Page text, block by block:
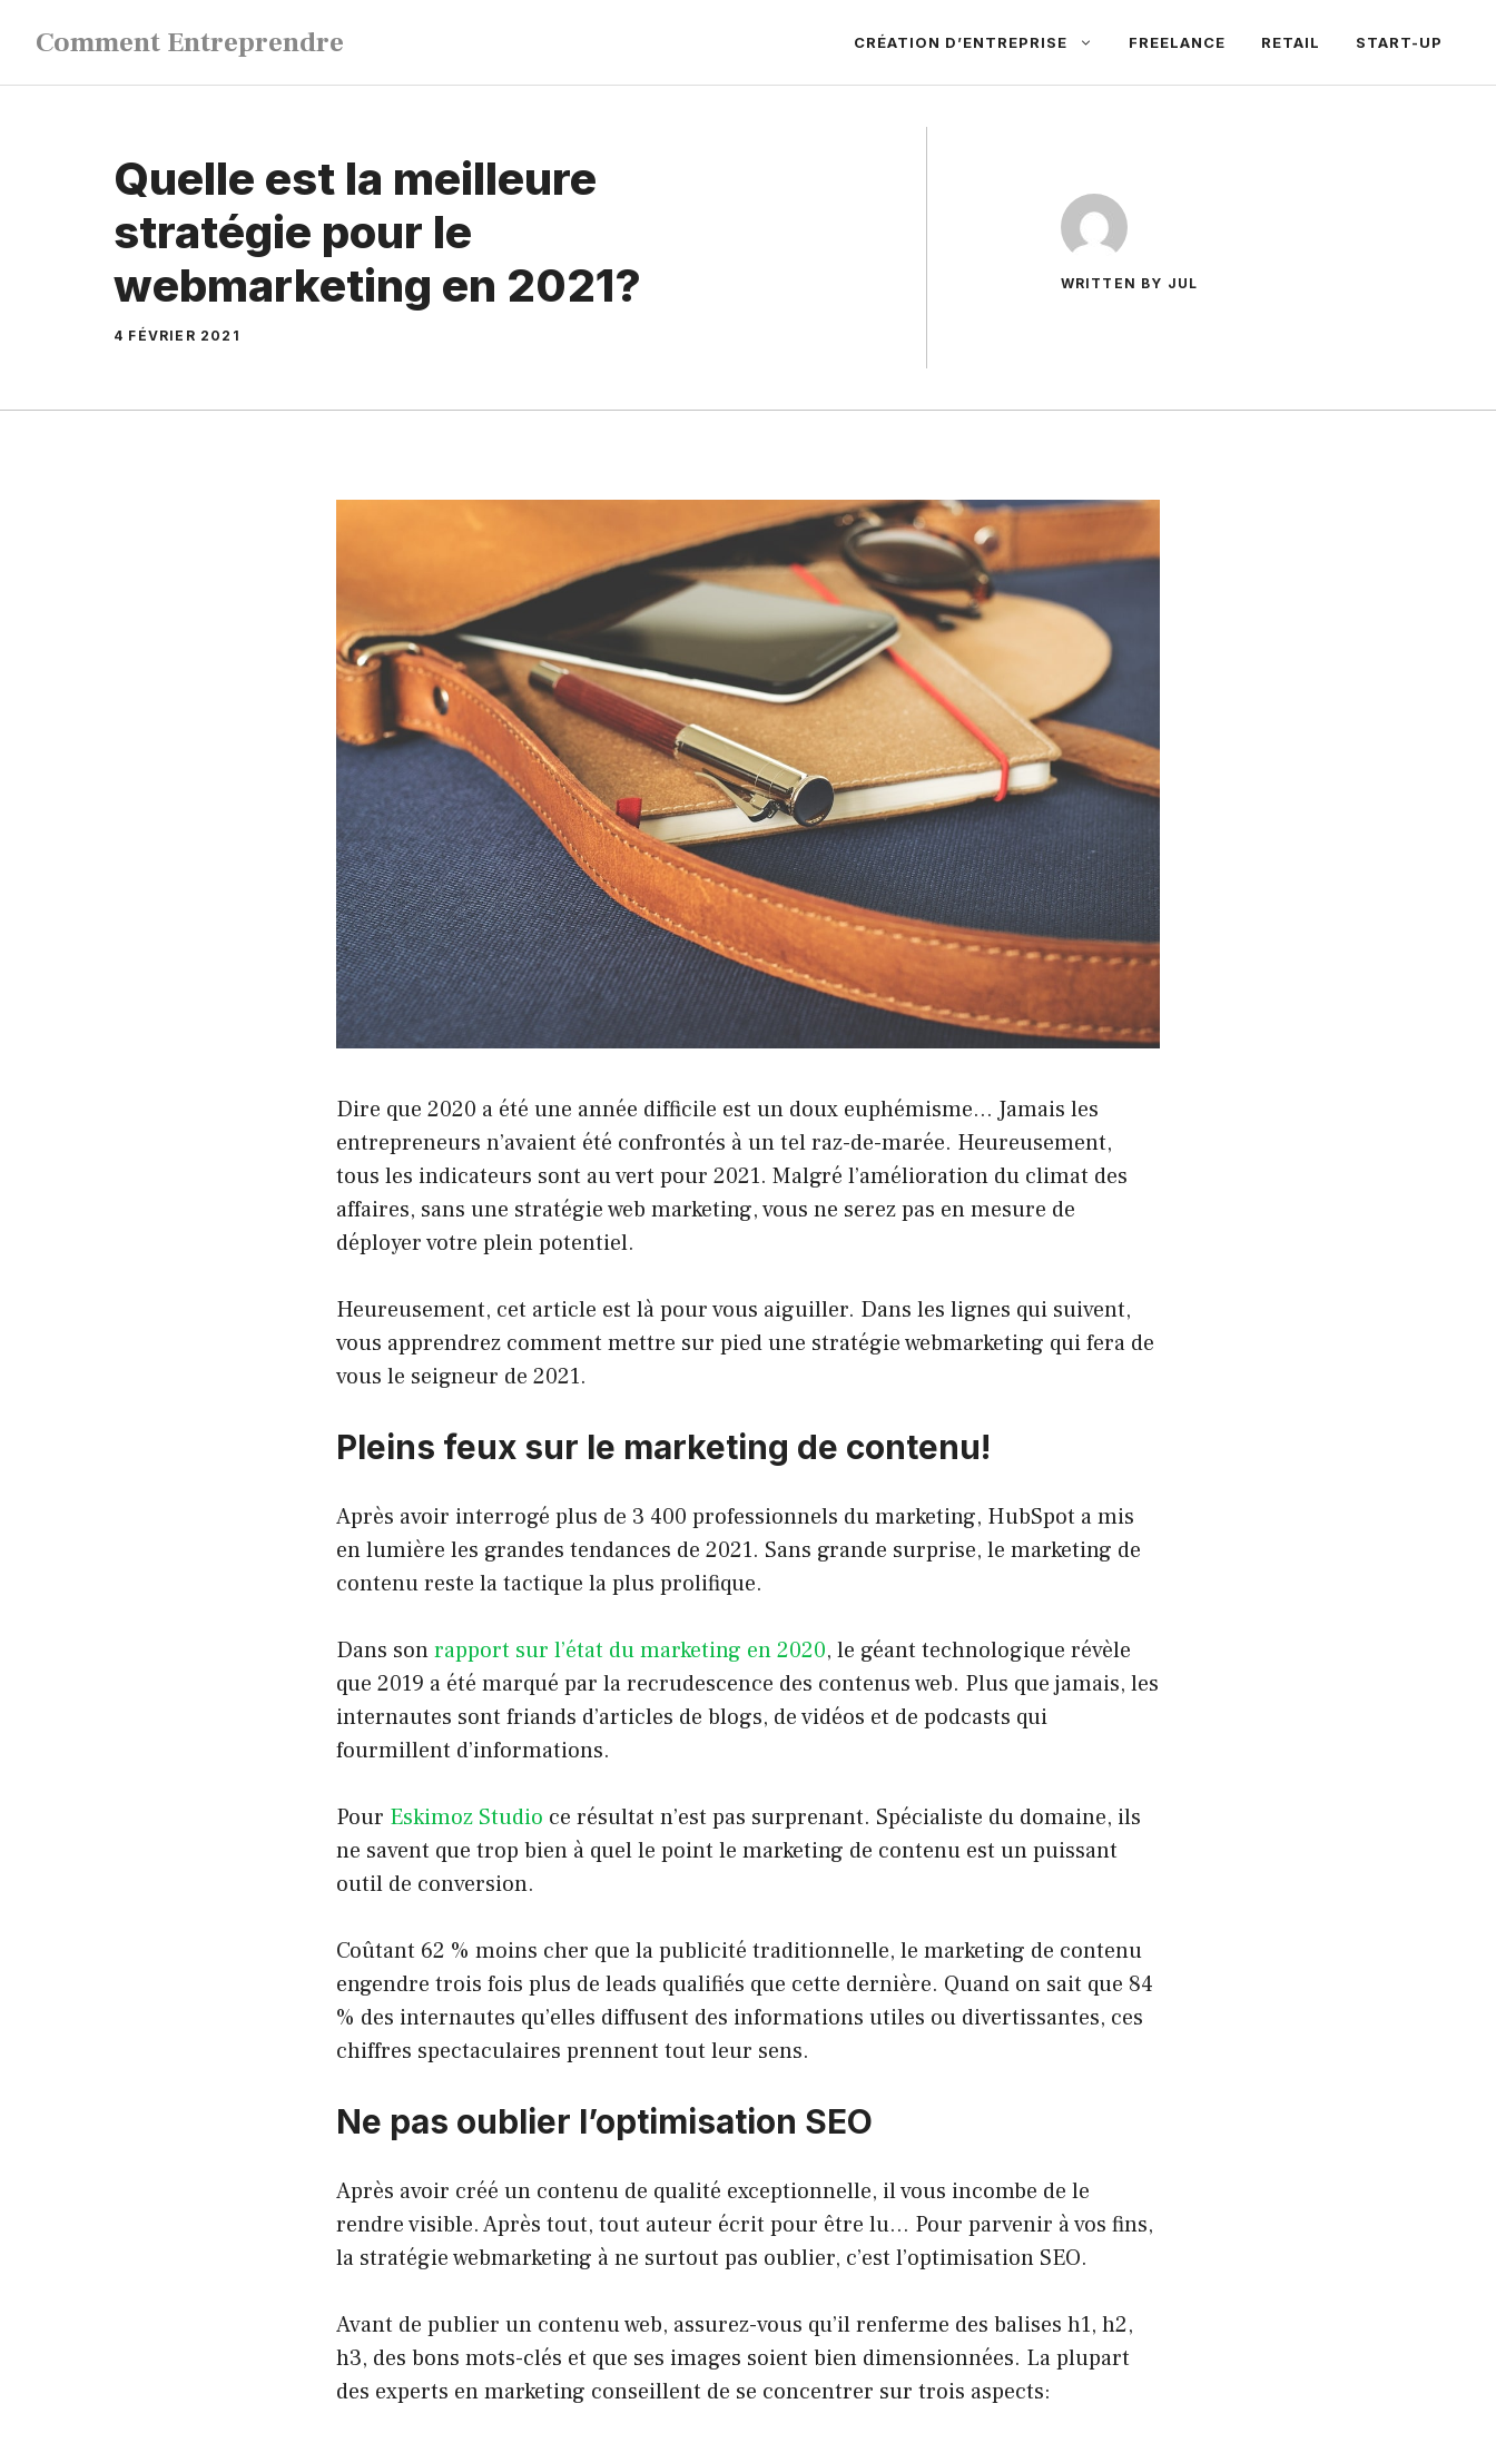
contenu
Comment Entreprendre CRÉATION D’ENTREPRISE FREELANCE RETAIL START-UP
Quelle est la meilleure
stratégie pour le
webmarketing en 2021?
4 FÉVRIER 2021
WRITTEN BY JUL
Dire que 2020 a été une année difficile est un doux euphémisme… Jamais les
entrepreneurs n’avaient été confrontés à un tel raz-de-marée. Heureusement,
tous les indicateurs sont au vert pour 2021. Malgré l’amélioration du climat des
affaires, sans une stratégie web marketing, vous ne serez pas en mesure de
déployer votre plein potentiel.
Heureusement, cet article est là pour vous aiguiller. Dans les lignes qui suivent,
vous apprendrez comment mettre sur pied une stratégie webmarketing qui fera de
vous le seigneur de 2021.
Pleins feux sur le marketing de contenu!
Après avoir interrogé plus de 3 400 professionnels du marketing, HubSpot a mis
en lumière les grandes tendances de 2021. Sans grande surprise, le marketing de
contenu reste la tactique la plus prolifique.
Dans sonrapport sur l’état du marketing en 2020, le géant technologique révèle
que 2019 a été marqué par la recrudescence des contenus web. Plus que jamais, les
internautes sont friands d’articles de blogs, de vidéos et de podcasts qui
fourmillent d’informations.
Pour Eskimoz Studio ce résultat n’est pas surprenant. Spécialiste du domaine, ils
ne savent que trop bien à quel le point le marketing de contenu est un puissant
outil de conversion.
Coûtant 62 % moins cher que la publicité traditionnelle, le marketing de contenu
engendre trois fois plus de leads qualifiés que cette dernière. Quand on sait que 84
% des internautes qu’elles diffusent des informations utiles ou divertissantes, ces
chiffres spectaculaires prennent tout leur sens.
Ne pas oublier l’optimisation SEO
Après avoir créé un contenu de qualité exceptionnelle, il vous incombe de le
rendre visible. Après tout, tout auteur écrit pour être lu… Pour parvenir à vos fins,
la stratégie webmarketing à ne surtout pas oublier, c’est l’optimisation SEO.
Avant de publier un contenu web, assurez-vous qu’il renferme des balises h1, h2,
h3, des bons mots-clés et que ses images soient bien dimensionnées. La plupart
des experts en marketing conseillent de se concentrer sur trois aspects: